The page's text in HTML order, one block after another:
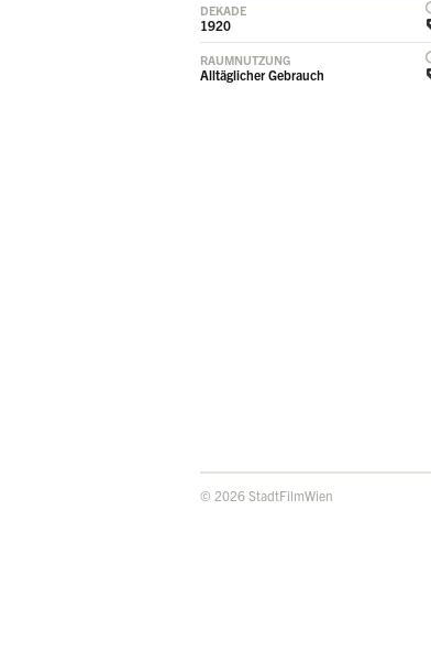
DEKADE
1920
RAUMNUTZUNG
Alltäglicher Gebrauch
© 2026 StadtFilmWien